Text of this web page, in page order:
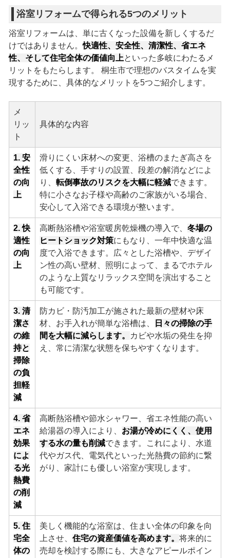
浴室リフォームで得られる5つのメリット
浴室リフォームは、単に古くなった設備を新しくするだ
けではありません。快適性、安全性、清潔性、省エネ
性、そして住宅全体の価値向上といった多岐にわたるメ
リットをもたらします。 桐生市で理想のバスタイムを実
現するために、具体的なメリットを5つご紹介します。
メ
リッ
ト
具体的な内容
1. 安
全性
の向
上
滑りにくい床材への変更、浴槽のまたぎ高さを
低くする、手すりの設置、段差の解消などによ
り、 転倒事故のリスクを大幅に軽減できます。
特に小さなお子様や高齢のご家族がいる場合、
安心して入浴できる環境が整います。
2. 快
適性
の向
上
高断熱浴槽や浴室暖房乾燥機の導入で、 冬場の
ヒートショック対策にもなり、一年中快適な温
度で入浴できます。広々とした浴槽や、デザイ
ン性の高い壁材、照明によって、まるでホテル
のような上質なリラックス空間を演出すること
も可能です。
3. 清
潔さ
の維
持と
掃除
の負
担軽
減
防カビ・防汚加工が施された最新の壁材や床
材、お手入れが簡単な浴槽は、
日々の掃除の手
間を大幅に減らします。
カビや水垢の発生を抑
え、常に清潔な状態を保ちやすくなります。
4. 省
エネ
効果
によ
る光
熱費
の削
減
高断熱浴槽や節水シャワー、省エネ性能の高い
給湯器の導入により、 お湯が冷めにくく、使用
する水の量も削減できます。これにより、水道
代やガス代、電気代といった光熱費の節約に繋
がり、家計にも優しい浴室が実現します。
5. 住
宅全
体の
美しく機能的な浴室は、住まい全体の印象を向
上させ、 住宅の資産価値を高めます。 将来的に
売却を検討する際にも、大きなアピールポイン